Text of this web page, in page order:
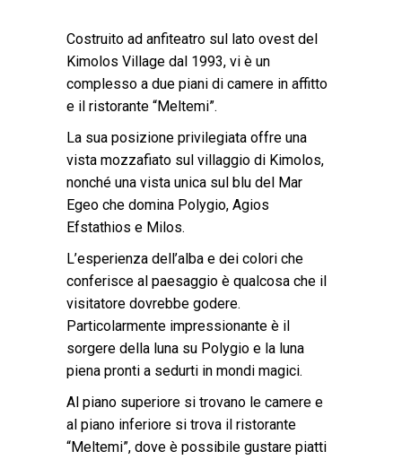
Costruito ad anfiteatro sul lato ovest del
Kimolos Village dal 1993, vi è un
complesso a due piani di camere in affitto
e il ristorante “Meltemi”.
La sua posizione privilegiata offre una
vista mozzafiato sul villaggio di Kimolos,
nonché una vista unica sul blu del Mar
Egeo che domina Polygio, Agios
Efstathios e Milos.
L’esperienza dell’alba e dei colori che
conferisce al paesaggio è qualcosa che il
visitatore dovrebbe godere.
Particolarmente impressionante è il
sorgere della luna su Polygio e la luna
piena pronti a sedurti in mondi magici.
Al piano superiore si trovano le camere e
al piano inferiore si trova il ristorante
“Meltemi”, dove è possibile gustare piatti